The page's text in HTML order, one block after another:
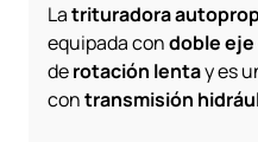
Latrituradora
equipada condoble eje
derotación lentay es
contransmisión